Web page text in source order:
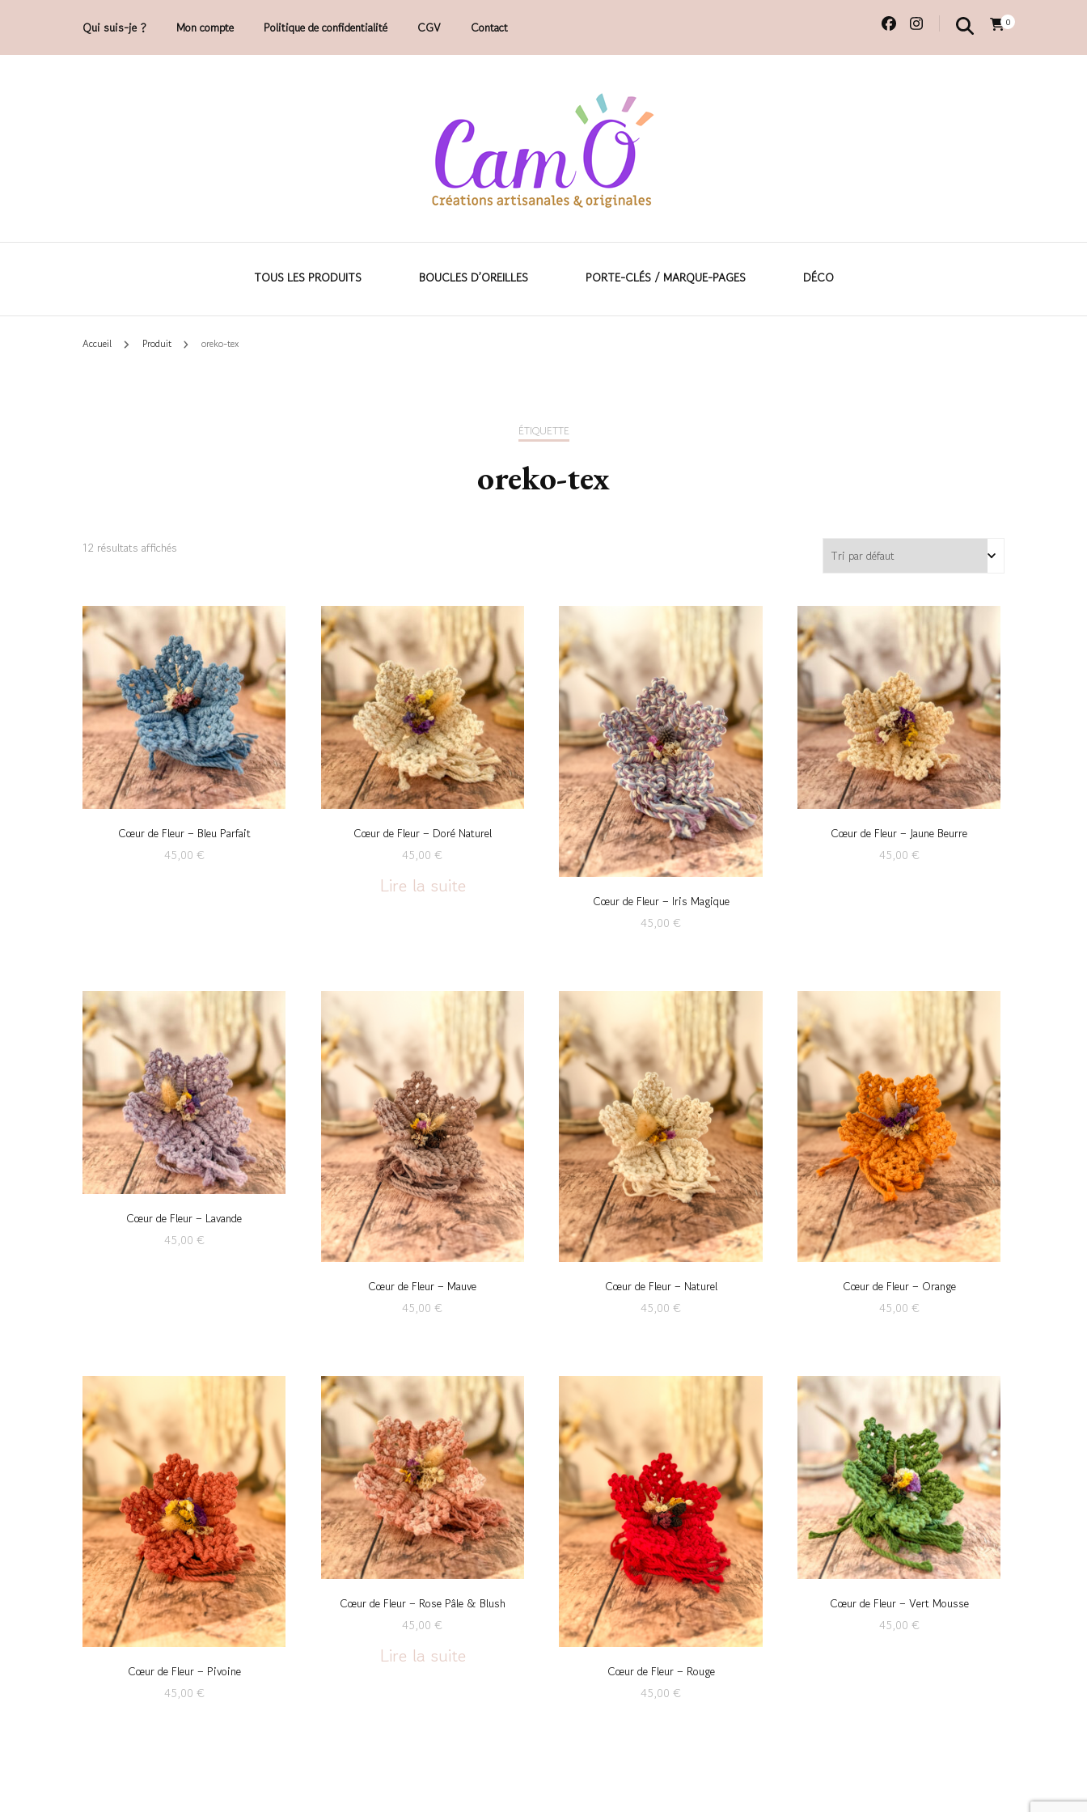
Qui suis-je ? Mon compte Politique de confidentialité CGV Contact 0
Cam'O – Créations artisanales & originales
TOUS LES PRODUITS BOUCLES D’OREILLES PORTE-CLÉS / MARQUE-PAGES DÉCO
Accueil Produit oreko-tex
ÉTIQUETTE
oreko-tex
12 résultats affichés
Cœur de Fleur – Bleu Parfait
45,00 €
Cœur de Fleur – Doré Naturel
45,00€
Lire la suite
Cœur de Fleur – Iris Magique
45,00€
Cœur de Fleur – Jaune Beurre
45,00 €
Cœur de Fleur – Lavande
45,00 €
Cœur de Fleur – Mauve
45,00€
Cœur de Fleur – Naturel
45,00€
Cœur de Fleur – Orange
45,00 €
Cœur de Fleur – Pivoine
45,00 €
Cœur de Fleur – Rose Pâle & Blush
45,00€
Lire la suite
Cœur de Fleur – Rouge
45,00€
Cœur de Fleur – Vert Mousse
45,00 €